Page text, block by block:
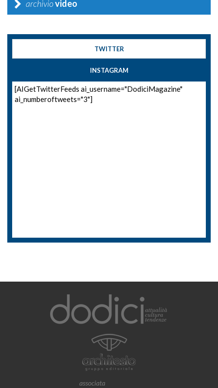
archiviovideo
TWITTER
INSTAGRAM
[AIGetTwitterFeeds ai_username="DodiciMagazine"
ai_numberoftweets="3"]